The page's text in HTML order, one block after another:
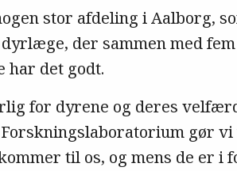
stor afdeling i Aalborg,
der sammen med
har det godt.
for dyrene og deres
gør
til os, og mens de er i